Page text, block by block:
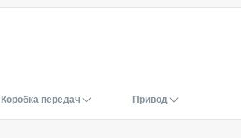
Коробка передач Привод